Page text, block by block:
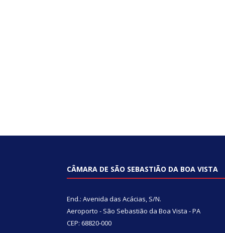
CÂMARA DE SÃO SEBASTIÃO DA BOA VISTA
End.: Avenida das Acácias, S/N.
Aeroporto - São Sebastião da Boa Vista - PA
CEP: 68820-000